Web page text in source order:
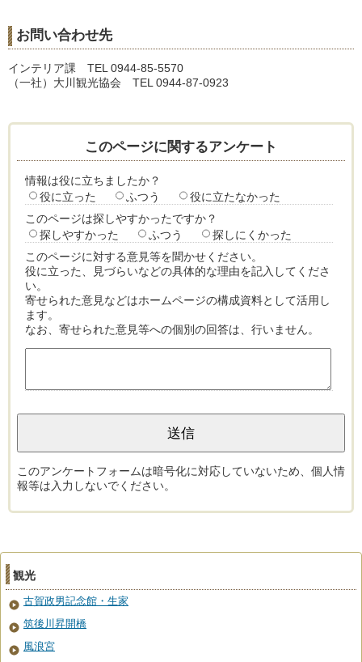
お問い合わせ先
インテリア課 TEL 0944-85-5570
（一社）大川観光協会 TEL 0944-87-0923
このページに関するアンケート
情報は役に立ちましたか？
役に立った
ふつう
役に立たなかった
このページは探しやすかったですか？
探しやすかった
ふつう
探しにくかった
このページに対する意見等を聞かせください。
役に立った、見づらいなどの具体的な理由を記入してくださ
い。
寄せられた意見などはホームページの構成資料として活用し
ます。
なお、寄せられた意見等への個別の回答は、行いません。
このアンケートフォームは暗号化に対応していないため、個人情
報等は入力しないでください。
観光
古賀政男記念館・生家
筑後川昇開橋
風浪宮